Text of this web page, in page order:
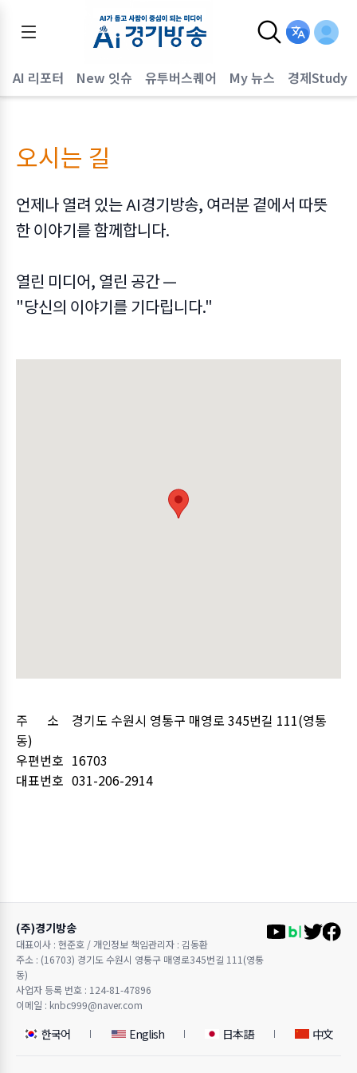
AI 리포터 New 잇슈 유투버스퀘어 My 뉴스 경제Study
오시는 길
언제나 열려 있는 AI경기방송, 여러분 곁에서 따뜻
한 이야기를 함께합니다.
열린 미디어, 열린 공간 —
"당신의 이야기를 기다립니다."
주 소
경기도 수원시 영통구 매영로 345번길 111(영통
동)
우편번호 16703
대표번호 031-206-2914
(주)경기방송
대표이사 : 현준호 / 개인정보 책임관리자 : 김동환
주소 : (16703) 경기도 수원시 영통구 매영로345번길 111(영통
동)
사업자 등록 번호 : 124-81-47896
이메일 : knbc999@naver.com
한국어 English 日本語 中文